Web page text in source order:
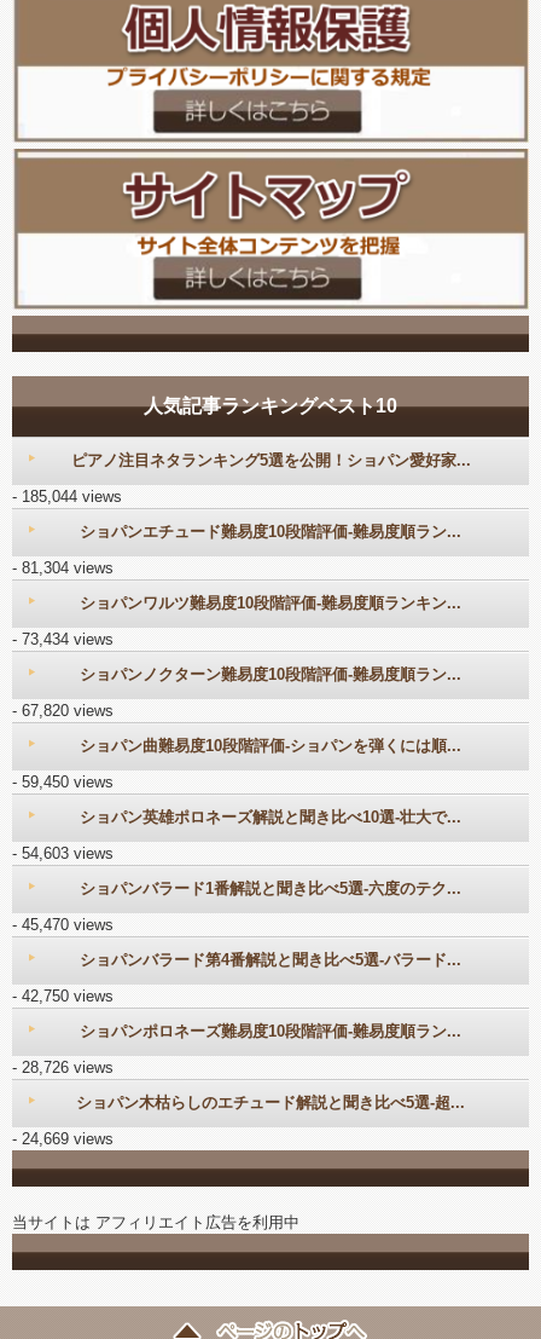
人気記事ランキングベスト10
ピアノ注目ネタランキング5選を公開！ショパン愛好家...
- 185,044 views
ショパンエチュード難易度10段階評価-難易度順ラン...
- 81,304 views
ショパンワルツ難易度10段階評価-難易度順ランキン...
- 73,434 views
ショパンノクターン難易度10段階評価-難易度順ラン...
- 67,820 views
ショパン曲難易度10段階評価-ショパンを弾くには順...
- 59,450 views
ショパン英雄ポロネーズ解説と聞き比べ10選-壮大で...
- 54,603 views
ショパンバラード1番解説と聞き比べ5選-六度のテク...
- 45,470 views
ショパンバラード第4番解説と聞き比べ5選-バラード...
- 42,750 views
ショパンポロネーズ難易度10段階評価-難易度順ラン...
- 28,726 views
ショパン木枯らしのエチュード解説と聞き比べ5選-超...
- 24,669 views
当サイトは アフィリエイト広告を利用中